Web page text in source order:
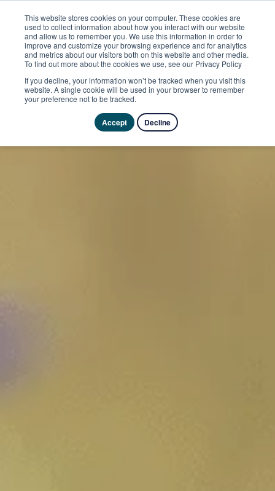
This website stores cookies on your computer. These cookies are
used to collect information about how you interact with our website
and allow us to remember you. We use this information in order to
improve and customize your browsing experience and for analytics
and metrics about our visitors both on this website and other media.
To find out more about the cookies we use, see our Privacy Policy
If you decline, your information won’t be tracked when you visit this
website. A single cookie will be used in your browser to remember
your preference not to be tracked.
Accept Decline